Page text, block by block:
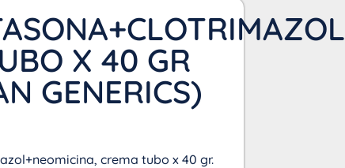
X 40 GR
GENERICS)
crema tubo x 40 gr.